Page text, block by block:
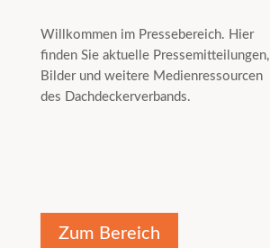
Willkommen im Pressebereich. Hier
finden Sie aktuelle Pressemitteilungen,
Bilder und weitere Medienressourcen
des Dachdeckerverbands.
Zum Bereich